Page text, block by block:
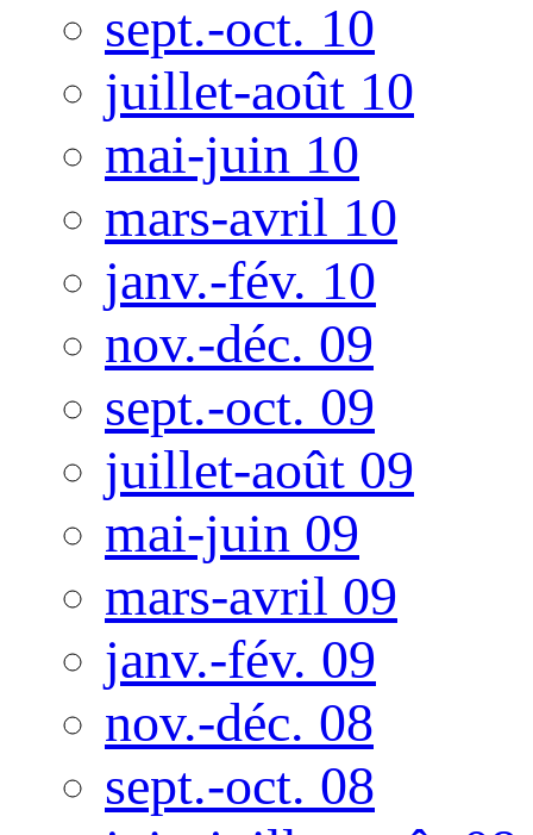
sept.-oct. 10
juillet-août 10
mai-juin 10
mars-avril 10
janv.-fév. 10
nov.-déc. 09
sept.-oct. 09
juillet-août 09
mai-juin 09
mars-avril 09
janv.-fév. 09
nov.-déc. 08
sept.-oct. 08